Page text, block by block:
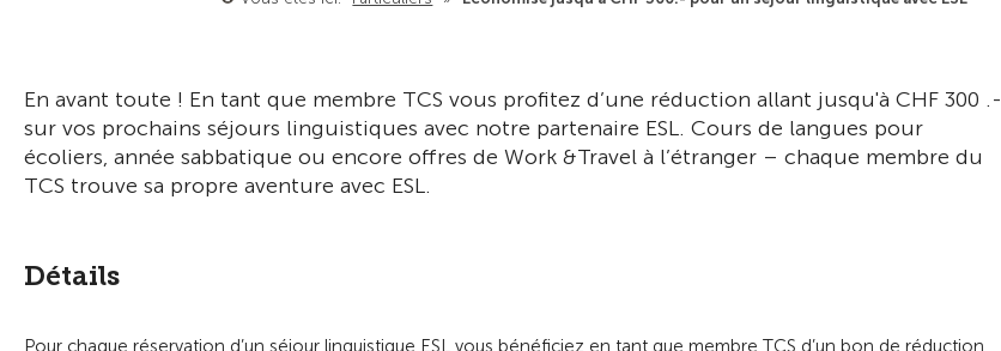
En avant toute ! En tant que membre TCS vous profitez d’une réduction allant jusqu'à CHF 300 .-
sur vos prochains séjours linguistiques avec notre partenaire ESL. Cours de langues pour
écoliers, année sabbatique ou encore offres de Work &Travel à l’étranger – chaque membre du
TCS trouve sa propre aventure avec ESL.
Détails
Pour chaque réservation d’un séjour linguistique ESL vous bénéficiez en tant que membre TCS d’un bon de réduction